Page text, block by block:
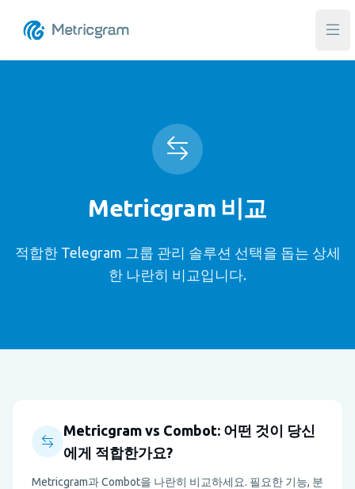
메
Metricgram 비교
적합한 Telegram 그룹 관리 솔루션 선택을 돕는 상세
한 나란히 비교입니다.
Metricgram vs Combot: 어떤 것이 당신
에게 적합한가요?
Metricgram과 Combot을 나란히 비교하세요. 필요한 기능, 분